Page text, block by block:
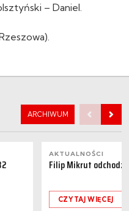
– Daniel.
ARCHIWUM
AKTUALNOŚCI
Filip Mikrut
CZYTAJ WIĘCEJ